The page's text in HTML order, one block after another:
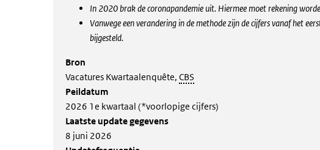
In 2020 brak de coronapandemie uit. Hiermee moet rekening
Vanwege een verandering in de methode zijn de cijfers vanaf het
bijgesteld.
Bron
Vacatures Kwartaalenquête, CBS
Peildatum
2026 1e kwartaal (*voorlopige cijfers)
Laatste update gegevens
8 juni 2026